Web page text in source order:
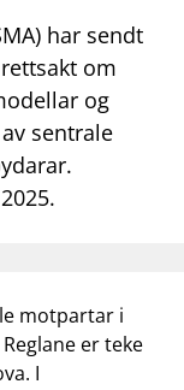
har sendt
om
og
sentrale
motpartar i
er teke
I